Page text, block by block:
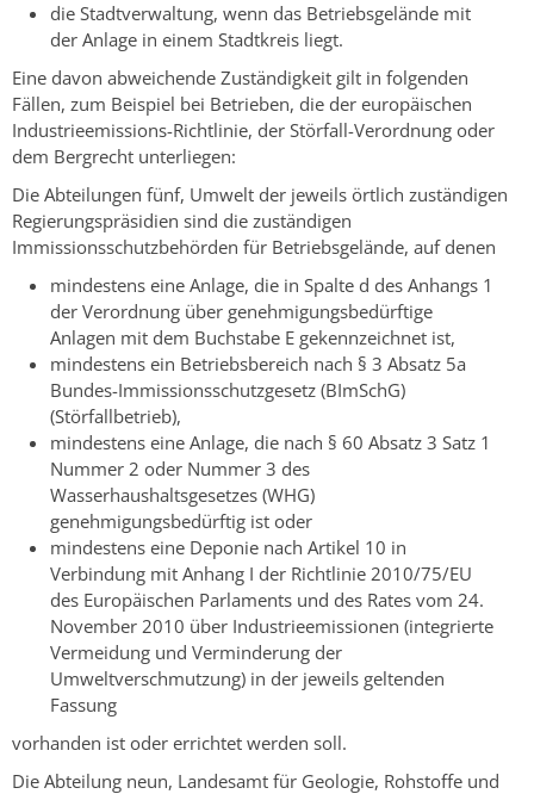
die Stadtverwaltung, wenn das Betriebsgelände mit
der Anlage in einem Stadtkreis liegt.
Eine davon abweichende Zuständigkeit gilt in folgenden
Fällen, zum Beispiel bei Betrieben, die der europäischen
Industrieemissions-Richtlinie, der Störfall-Verordnung oder
dem Bergrecht unterliegen:
Die Abteilungen fünf, Umwelt der jeweils örtlich zuständigen
Regierungspräsidien sind die zuständigen
Immissionsschutzbehörden für Betriebsgelände, auf denen
mindestens eine Anlage, die in Spalte d des Anhangs 1
der Verordnung über genehmigungsbedürftige
Anlagen mit dem Buchstabe E gekennzeichnet ist,
mindestens ein Betriebsbereich nach § 3 Absatz 5a
Bundes-Immissionsschutzgesetz (BImSchG)
(Störfallbetrieb),
mindestens eine Anlage, die nach § 60 Absatz 3 Satz 1
Nummer 2 oder Nummer 3 des
Wasserhaushaltsgesetzes (WHG)
genehmigungsbedürftig ist oder
mindestens eine Deponie nach Artikel 10 in
Verbindung mit Anhang I der Richtlinie 2010/75/EU
des Europäischen Parlaments und des Rates vom 24.
November 2010 über Industrieemissionen (integrierte
Vermeidung und Verminderung der
Umweltverschmutzung) in der jeweils geltenden
Fassung
vorhanden ist oder errichtet werden soll.
Die Abteilung neun, Landesamt für Geologie, Rohstoffe und